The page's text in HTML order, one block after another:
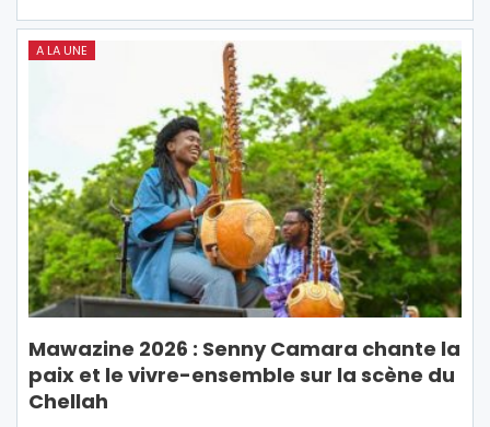
A LA UNE
Mawazine 2026 : Senny Camara chante la
paix et le vivre-ensemble sur la scène du
Chellah